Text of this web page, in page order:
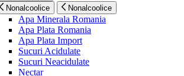
Nonalcoolice Nonalcoolice
Apa Minerala Romania
Apa Plata Romania
Apa Plata Import
Sucuri Acidulate
Sucuri Neacidulate
Nectar